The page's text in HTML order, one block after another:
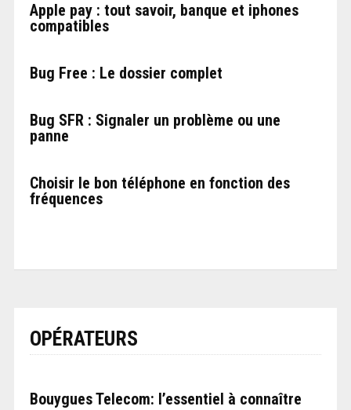
Apple pay : tout savoir, banque et iphones
compatibles
Bug Free : Le dossier complet
Bug SFR : Signaler un problème ou une
panne
Choisir le bon téléphone en fonction des
fréquences
OPÉRATEURS
Bouygues Telecom: l’essentiel à connaître